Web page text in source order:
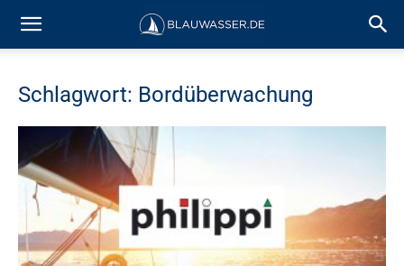
Schlagwort: Bordüberwachung